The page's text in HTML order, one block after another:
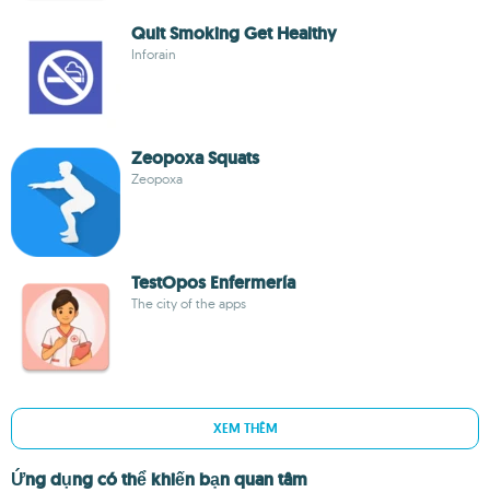
Quit Smoking Get Healthy
Inforain
Zeopoxa Squats
Zeopoxa
TestOpos Enfermería
The city of the apps
XEM THÊM
Ứng dụng có thể khiến bạn quan tâm